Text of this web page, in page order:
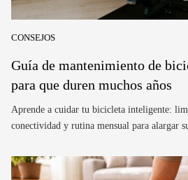
CONSEJOS
Guía de mantenimiento de
para que duren muchos años
Aprende a cuidar tu bicicleta inteligente:
conectividad y rutina mensual para alargar